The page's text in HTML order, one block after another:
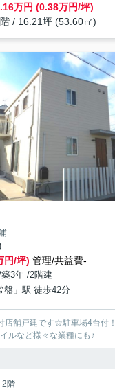
万円 (0.38万円/坪)
/ 16.21坪 (53.60㎡)
円/坪) 管理/共益費-
3年 /2階建
盤」駅 徒歩42分
店舗戸建です☆駐車場4台付
ルなど様々な業種にも♪
2階